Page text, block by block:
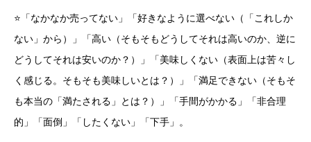
⭐️「なかなか売ってない」「好きなように選べない（「これしか
ない」から）」「高い（そもそもどうしてそれは高いのか、逆に
どうしてそれは安いのか？）」「美味しくない（表面上は苦々し
く感じる。そもそも美味しいとは？）」「満足できない（そもそ
も本当の「満たされる」とは？）」「手間がかかる」「非合理
的」「面倒」「したくない」「下手」。